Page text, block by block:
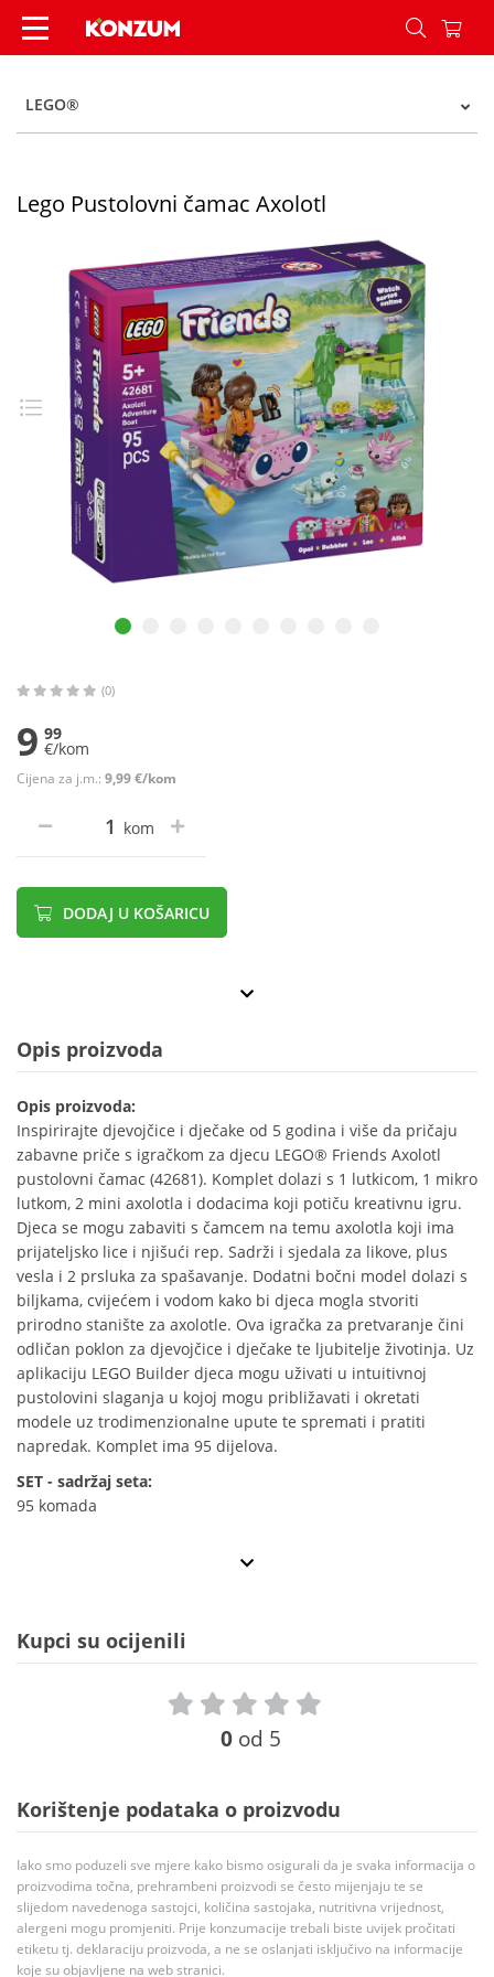
Lego Pustolovni čamac Axolotl - Konzum
LEGO®
Lego Pustolovni čamac Axolotl
(0)
9 99
€/kom
Cijena za j.m.: 9,99 €/kom
kom
DODAJ U KOŠARICU
Opis proizvoda
Opis proizvoda:
Inspirirajte djevojčice i dječake od 5 godina i više da pričaju
zabavne priče s igračkom za djecu LEGO® Friends Axolotl
pustolovni čamac (42681). Komplet dolazi s 1 lutkicom, 1 mikro
lutkom, 2 mini axolotla i dodacima koji potiču kreativnu igru.
Djeca se mogu zabaviti s čamcem na temu axolotla koji ima
prijateljsko lice i njišući rep. Sadrži i sjedala za likove, plus
vesla i 2 prsluka za spašavanje. Dodatni bočni model dolazi s
biljkama, cvijećem i vodom kako bi djeca mogla stvoriti
prirodno stanište za axolotle. Ova igračka za pretvaranje čini
odličan poklon za djevojčice i dječake te ljubitelje životinja. Uz
aplikaciju LEGO Builder djeca mogu uživati u intuitivnoj
pustolovini slaganja u kojoj mogu približavati i okretati
modele uz trodimenzionalne upute te spremati i pratiti
napredak. Komplet ima 95 dijelova.
SET - sadržaj seta:
95 komada
Kupci su ocijenili
0 od 5
Korištenje podataka o proizvodu
Iako smo poduzeli sve mjere kako bismo osigurali da je svaka informacija o
proizvodima točna, prehrambeni proizvodi se često mijenjaju te se
slijedom navedenoga sastojci, količina sastojaka, nutritivna vrijednost,
alergeni mogu promjeniti. Prije konzumacije trebali biste uvijek pročitati
etiketu tj. deklaraciju proizvoda, a ne se oslanjati isključivo na informacije
koje su objavljene na web stranici.